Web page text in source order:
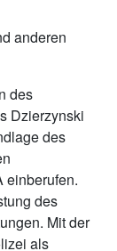
anderen
des
Dzierzynski
des
einberufen.
des
Mit der
als